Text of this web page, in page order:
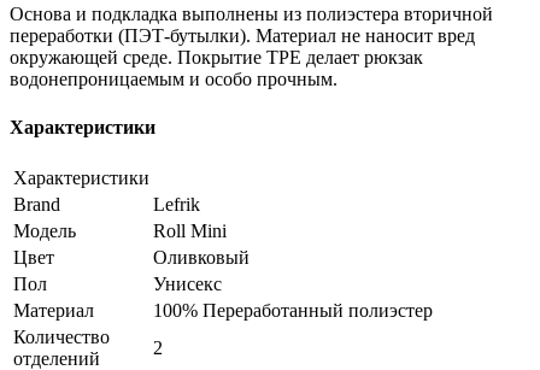
Основа и подкладка выполнены из полиэстера вторичной
переработки (ПЭТ-бутылки). Материал не наносит вред
окружающей среде. Покрытие TPE делает рюкзак
водонепроницаемым и особо прочным.
Характеристики
Характеристики
Brand
Lefrik
Модель
Roll Mini
Цвет
Оливковый
Пол
Унисекс
Материал
100% Переработанный полиэстер
Количество
отделений
2